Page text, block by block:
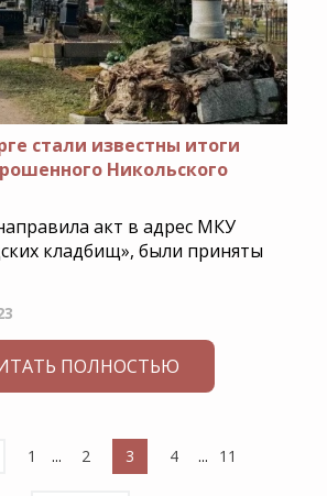
стали известны итоги
Никольского
акт в адрес МКУ
кладбищ», были приняты
ПОЛНОСТЬЮ
1 ... 2 3 4 ... 11